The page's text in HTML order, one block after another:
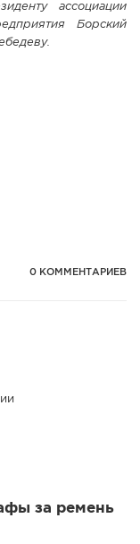
ассоциации
Борский
0 КОММЕНТАРИЕВ
за ремень